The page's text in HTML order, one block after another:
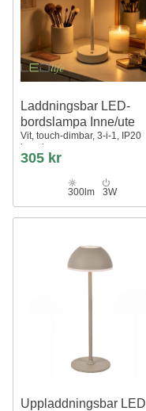
Laddningsbar LED-
bordslampa Inne/ute
Vit, touch-dimbar, 3-i-1, IP20
inomhus
305 kr
300lm 3W
Uppladdningsbar LED